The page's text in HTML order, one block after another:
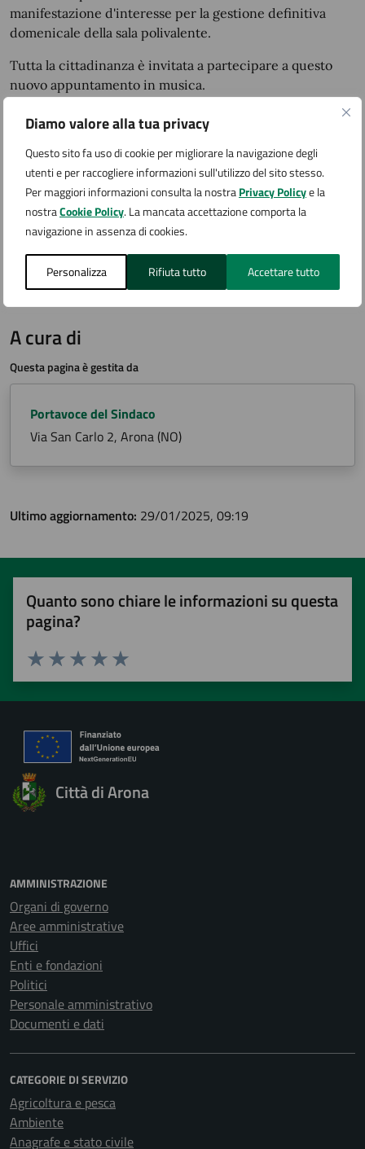
Diamo valore alla tua privacy
Questo sito fa uso di cookie per migliorare la navigazione degli
utenti e per raccogliere informazioni sull'utilizzo del sito stesso.
Per maggiori informazioni consulta la nostraPrivacy Policye la
nostraCookie Policy. La mancata accettazione comporta la
navigazione in assenza di cookies.
Personalizza Rifiuta tutto Accettare tutto
manifestazione d'interesse per la gestione definitiva
domenicale della sala polivalente.
Tutta la cittadinanza è invitata a partecipare a questo
nuovo appuntamento in musica.
Allegati
CS_ballo al Palagreen
A cura di
Questa pagina è gestita da
Portavoce del Sindaco
Via San Carlo 2, Arona (NO)
Ultimo aggiornamento: 29/01/2025, 09:19
Quanto sono chiare le informazioni su questa
pagina?
Valuta 5 stelle su 5
Valuta 4 stelle su 5
Valuta 3 stelle su 5
Valuta 2 stelle su 5
Valuta 1 stelle su 5
Città di Arona
AMMINISTRAZIONE
Organi di governo
Aree amministrative
Uffici
Enti e fondazioni
Politici
Personale amministrativo
Documenti e dati
CATEGORIE DI SERVIZIO
Agricoltura e pesca
Ambiente
Anagrafe e stato civile